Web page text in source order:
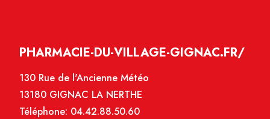
PHARMACIE-DU-VILLAGE-GIGNAC.FR/
130 Rue de l'Ancienne Météo
13180 GIGNAC LA NERTHE
Téléphone: 04.42.88.50.60